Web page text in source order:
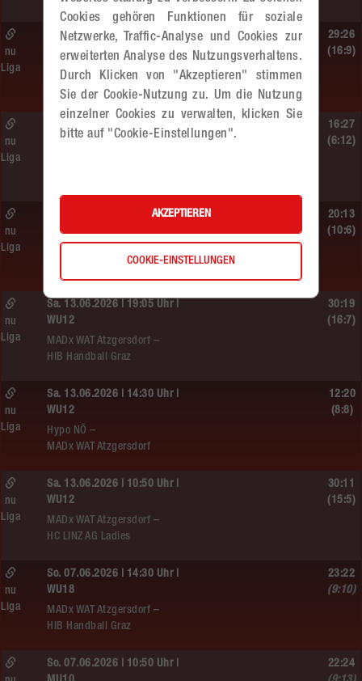
So. 14.06.2026 | 13:20 Uhr |
MU13
Sportunion DIE FALKEN St. Pölten –
MADx WAT Atzgersdorf
nu
Liga
29:26
(16:9)
So. 14.06.2026 | 11:20 Uhr |
nu
Liga
16:27
(6:12)
So. 14.06.2026 | 10:30 Uhr |
ÖMS WU12 HF
nu
Liga
20:13
(10:6)
Sa. 13.06.2026 | 19:05 Uhr |
WU12
MADx WAT Atzgersdorf –
HIB Handball Graz
nu
Liga
30:19
(16:7)
Sa. 13.06.2026 | 14:30 Uhr |
WU12
Hypo NÖ –
MADx WAT Atzgersdorf
nu
Liga
12:20
(8:8)
Sa. 13.06.2026 | 10:50 Uhr |
WU12
MADx WAT Atzgersdorf –
HC LINZ AG Ladies
nu
Liga
30:11
(15:5)
So. 07.06.2026 | 14:30 Uhr |
WU18
MADx WAT Atzgersdorf –
HIB Handball Graz
nu
Liga
23:22
(9:10)
So. 07.06.2026 | 10:50 Uhr |
22:24
Cookies gehören Funktionen für soziale
Netzwerke, Traffic-Analyse und Cookies zur
erweiterten Analyse des Nutzungsverhaltens.
Durch Klicken von "Akzeptieren" stimmen
Sie der Cookie-Nutzung zu. Um die Nutzung
einzelner Cookies zu verwalten, klicken Sie
bitte auf "Cookie-Einstellungen".
AKZEPTIEREN
COOKIE-EINSTELLUNGEN